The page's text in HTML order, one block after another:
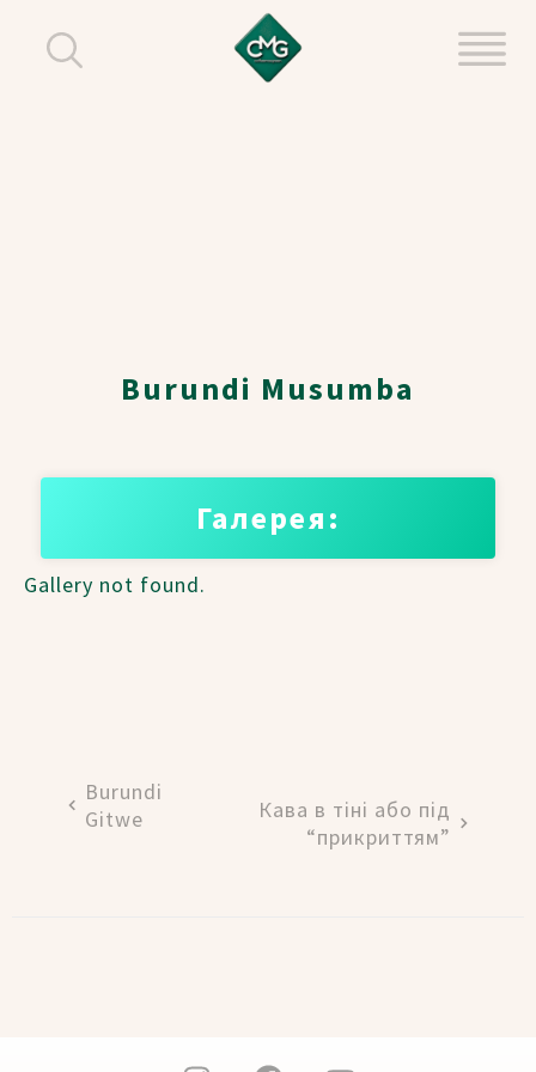
Burundi Musumba
Галерея:
Gallery not found.
Burundi
Gitwe
Кава в тіні або під
“прикриттям”